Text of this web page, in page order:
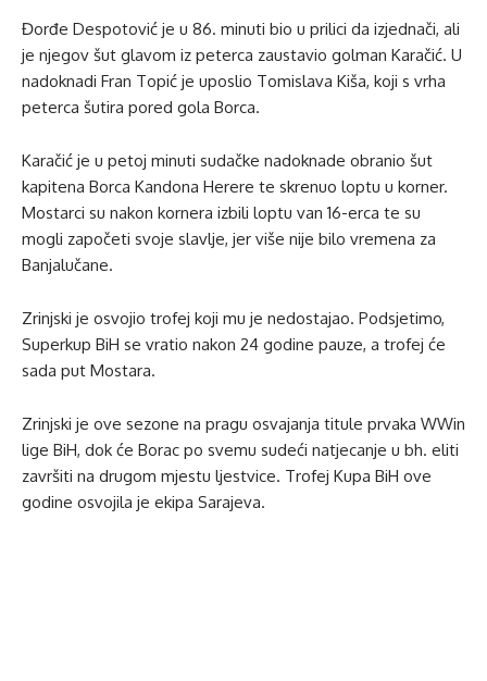
Đorđe Despotović je u 86. minuti bio u prilici da izjednači, ali
je njegov šut glavom iz peterca zaustavio golman Karačić. U
nadoknadi Fran Topić je uposlio Tomislava Kiša, koji s vrha
peterca šutira pored gola Borca.
Karačić je u petoj minuti sudačke nadoknade obranio šut
kapitena Borca Kandona Herere te skrenuo loptu u korner.
Mostarci su nakon kornera izbili loptu van 16-erca te su
mogli započeti svoje slavlje, jer više nije bilo vremena za
Banjalučane.
Zrinjski je osvojio trofej koji mu je nedostajao. Podsjetimo,
Superkup BiH se vratio nakon 24 godine pauze, a trofej će
sada put Mostara.
Zrinjski je ove sezone na pragu osvajanja titule prvaka WWin
lige BiH, dok će Borac po svemu sudeći natjecanje u bh. eliti
završiti na drugom mjestu ljestvice. Trofej Kupa BiH ove
godine osvojila je ekipa Sarajeva.